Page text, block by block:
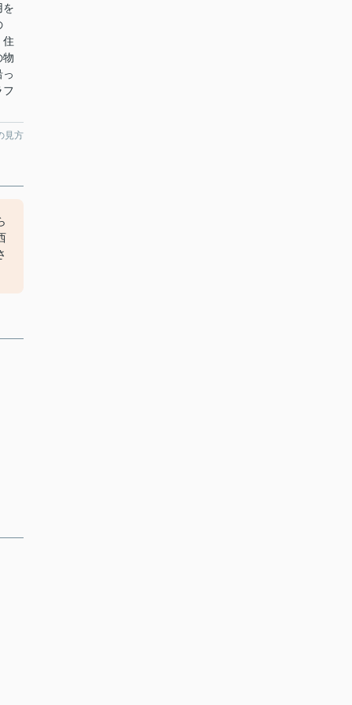
を
住
物
フ
見方